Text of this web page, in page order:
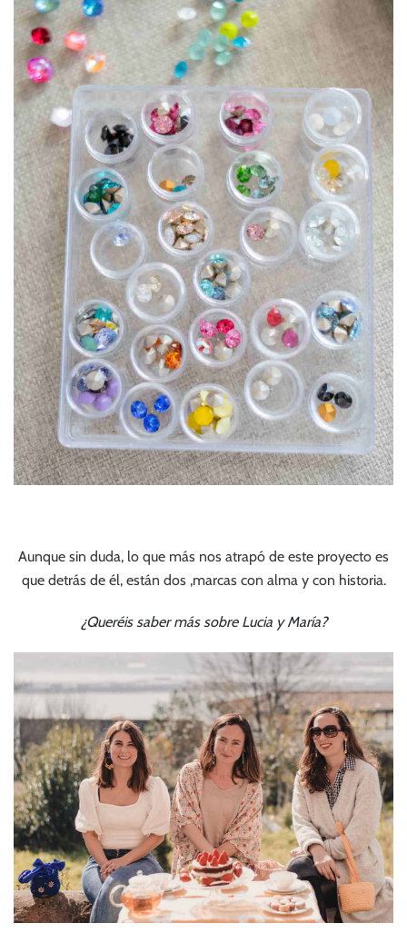
Aunque sin duda, lo que más nos atrapó de este proyecto es
que detrás de él, están dos ,marcas con alma y con historia.
¿Queréis saber más sobre Lucia y María?